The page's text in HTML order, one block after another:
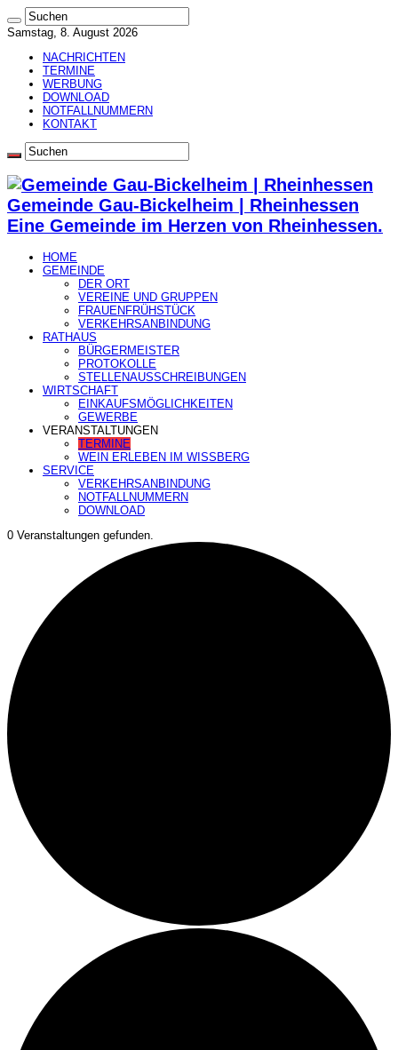
Samstag, 8. August 2026
NACHRICHTEN
TERMINE
WERBUNG
DOWNLOAD
NOTFALLNUMMERN
KONTAKT
Gemeinde Gau-Bickelheim | Rheinhessen
Eine Gemeinde im Herzen von Rheinhessen.
HOME
GEMEINDE
DER ORT
VEREINE UND GRUPPEN
FRAUENFRÜHSTÜCK
VERKEHRSANBINDUNG
RATHAUS
BÜRGERMEISTER
PROTOKOLLE
STELLENAUSSCHREIBUNGEN
WIRTSCHAFT
EINKAUFSMÖGLICHKEITEN
GEWERBE
VERANSTALTUNGEN
TERMINE
WEIN ERLEBEN IM WISSBERG
SERVICE
VERKEHRSANBINDUNG
NOTFALLNUMMERN
DOWNLOAD
0 Veranstaltungen gefunden.